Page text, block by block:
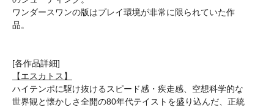
ワンダースワンの版はプレイ環境が非常に限られていた作
品。
[各作品詳細]
【エスカトス】
ハイテンポに駆け抜けるスピード感・疾走感、空想科学的な
世界観と懐かしさ全開の80年代テイストを盛り込んだ、正統